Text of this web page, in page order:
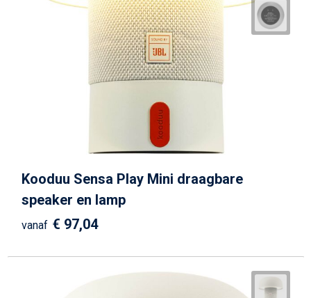
Kooduu Sensa Play Mini draagbare
speaker en lamp
vanaf € 97,04